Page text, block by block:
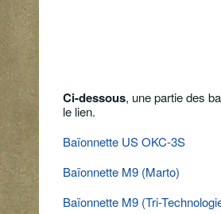
Ci-dessous, une partie des
le lien.
Baïonnette US OKC-3S
Baïonnette M9 (Marto)
Baïonnette M9 (Tri-